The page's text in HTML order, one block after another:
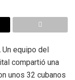
Un equipo del
compartió una
unos 32 cubanos